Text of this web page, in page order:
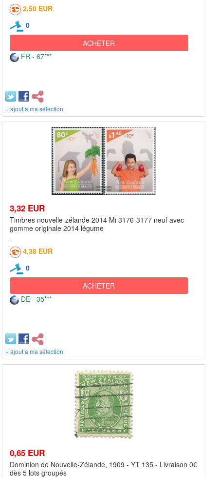
2,50 EUR
0
ACHETER
FR - 67***
+ ajout à ma sélection
3,32 EUR
Timbres nouvelle-zélande 2014 Mi 3176-3177 neuf avec
gomme originale 2014 légume
4,38 EUR
0
ACHETER
DE - 35***
+ ajout à ma sélection
0,65 EUR
Dominion de Nouvelle-Zélande, 1909 - YT 135 - Livraison 0€
dès 5 lots groupés